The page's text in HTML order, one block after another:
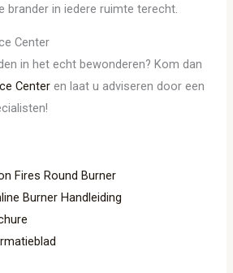
brander in iedere ruimte terecht.
Center
in het echt bewonderen? Kom dan
Center en laat u adviseren door een
Fires Round Burner
Burner Handleiding